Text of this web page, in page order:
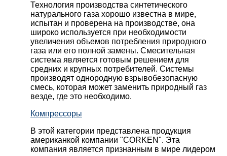
Технология производства синтетического
натурального газа хорошо известна в мире,
испытан и проверена на производстве, она
широко используется при необходимости
увеличения объемов потребления природного
газа или его полной замены. Смесительная
система является готовым решением для
средних и крупных потребителей. Системы
производят однородную взрывобезопасную
смесь, которая может заменить природный газ
везде, где это необходимо.
Компрессоры
В этой категории представлена продукция
американкой компании "CORKEN". Эта
компания является признанным в мире лидером